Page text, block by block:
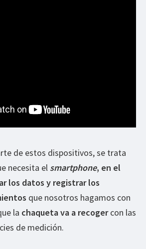
de estos dispositivos, se trata
necesita el smartphone, en el
los datos y registrar los
que nosotros hagamos con
la chaqueta va a recogercon las
de medición.